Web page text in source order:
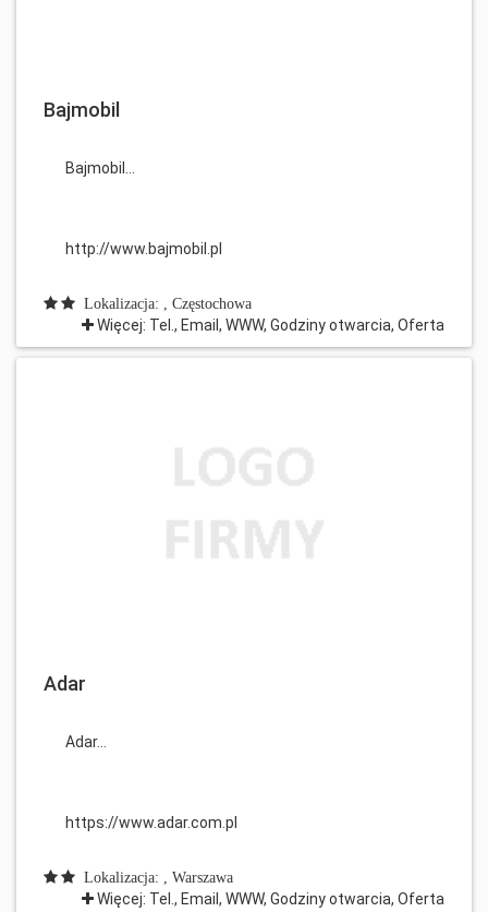
Bajmobil
Bajmobil...
http://www.bajmobil.pl
Lokalizacja: , Częstochowa
Więcej: Tel., Email, WWW, Godziny otwarcia, Oferta
Adar
Adar...
https://www.adar.com.pl
Lokalizacja: , Warszawa
Więcej: Tel., Email, WWW, Godziny otwarcia, Oferta